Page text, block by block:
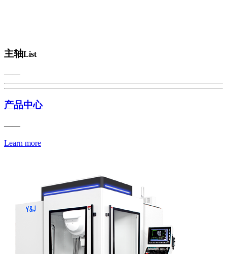
主轴List
——
产品中心
——
Learn more